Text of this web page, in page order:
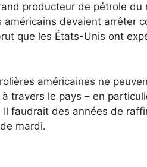
producteur de pétrole
devaient arrêter
que les États-Unis ont
américaines ne
travers le pays – en
faudrait des années de
mardi.